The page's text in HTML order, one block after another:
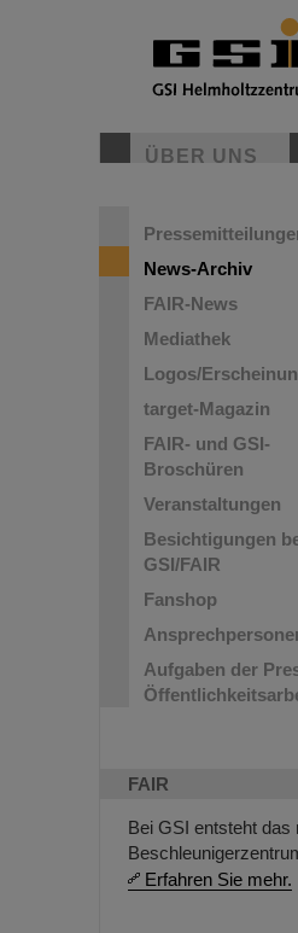
ÜBER UNS
News-Archiv
FAIR-News
Mediathek
Logos/
target-Magazin
FAIR- und GSI-
Broschüren
Veranstaltungen
Besichtigungen
GSI/FAIR
Fanshop
Aufgaben der
FAIR
Bei GSI entsteht das
Erfahren Sie mehr.